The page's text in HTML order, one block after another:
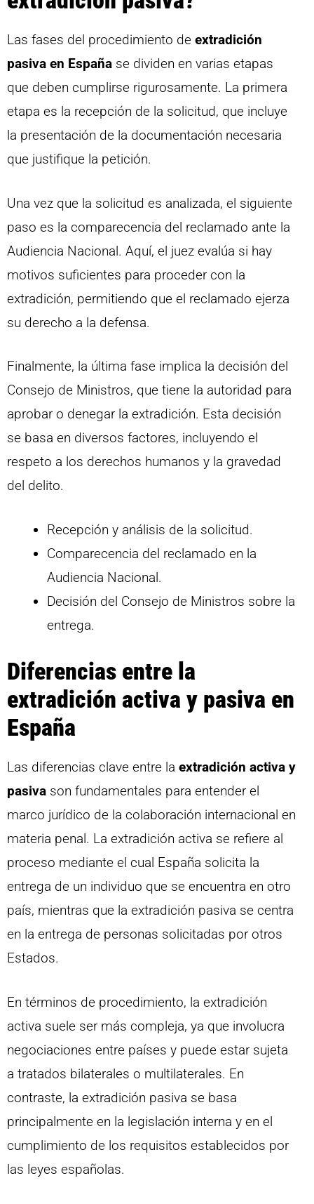
Las fases del procedimiento de extradición
pasiva en España se dividen en varias etapas
que deben cumplirse rigurosamente. La primera
etapa es la recepción de la solicitud, que incluye
la presentación de la documentación necesaria
que justifique la petición.
Una vez que la solicitud es analizada, el siguiente
paso es la comparecencia del reclamado ante la
Audiencia Nacional. Aquí, el juez evalúa si hay
motivos suficientes para proceder con la
extradición, permitiendo que el reclamado ejerza
su derecho a la defensa.
Finalmente, la última fase implica la decisión del
Consejo de Ministros, que tiene la autoridad para
aprobar o denegar la extradición. Esta decisión
se basa en diversos factores, incluyendo el
respeto a los derechos humanos y la gravedad
del delito.
Recepción y análisis de la solicitud.
Comparecencia del reclamado en la
Audiencia Nacional.
Decisión del Consejo de Ministros sobre la
entrega.
Diferencias entre la
extradición activa y pasiva en
España
Las diferencias clave entre la extradición activa y
pasiva son fundamentales para entender el
marco jurídico de la colaboración internacional en
materia penal. La extradición activa se refiere al
proceso mediante el cual España solicita la
entrega de un individuo que se encuentra en otro
país, mientras que la extradición pasiva se centra
en la entrega de personas solicitadas por otros
Estados.
En términos de procedimiento, la extradición
activa suele ser más compleja, ya que involucra
negociaciones entre países y puede estar sujeta
a tratados bilaterales o multilaterales. En
contraste, la extradición pasiva se basa
principalmente en la legislación interna y en el
cumplimiento de los requisitos establecidos por
las leyes españolas.